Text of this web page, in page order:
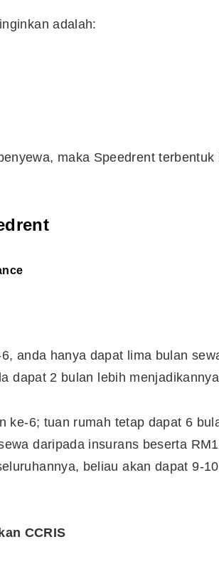
adalah:
maka Speedrent terbentuk
anda hanya dapat lima bulan
dapat 2 bulan lebih
ke-6; tuan rumah tetap dapat 6
daripada insurans beserta
beliau akan dapat 9-
CCRIS